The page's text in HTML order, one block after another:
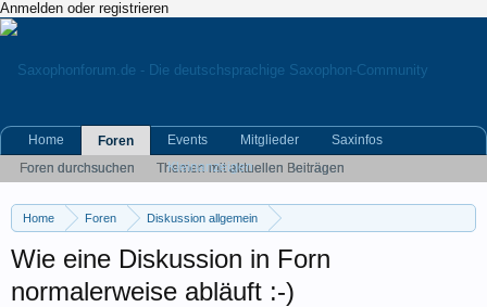
Anmelden oder registrieren
Home Foren
Diskussion allgemein
Wie eine Diskussion in Forn
normalerweise abläuft :-)
Home
Foren
Foren durchsuchen
Themen mit aktuellen Beiträgen
Events Mitglieder
Saxinfos
Kleinanzeigen